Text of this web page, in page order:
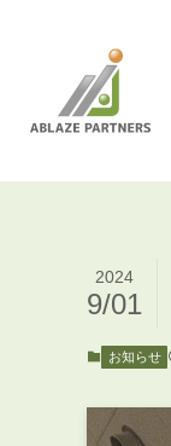
2024
9/01
お知らせ